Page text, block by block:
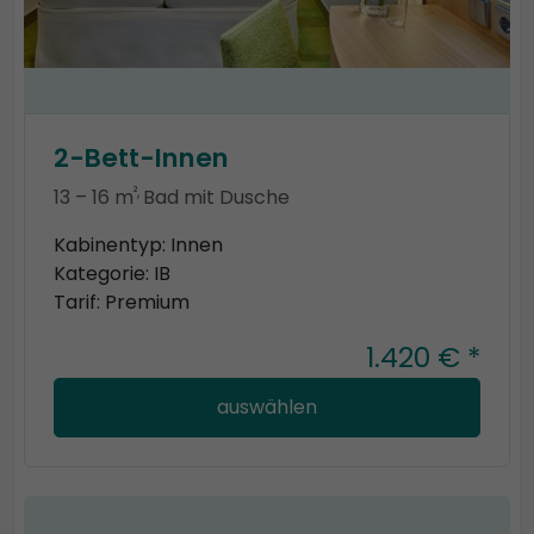
2-Bett-Innen
13 – 16 m², Bad mit Dusche
Kabinentyp: Innen
Kategorie: IB
Tarif: Premium
1.420 € *
auswählen